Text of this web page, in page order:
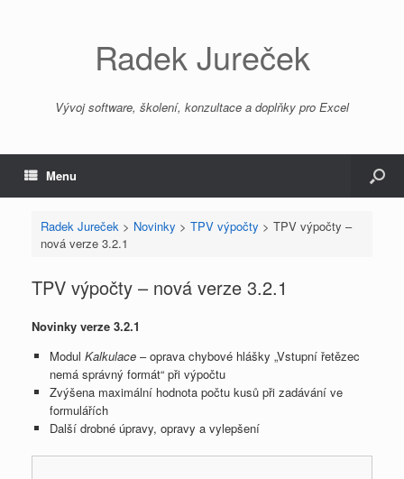
Radek Jureček
Vývoj software, školení, konzultace a doplňky pro Excel
Menu
Radek Jureček > Novinky > TPV výpočty > TPV výpočty –
nová verze 3.2.1
TPV výpočty – nová verze 3.2.1
Novinky verze 3.2.1
Modul Kalkulace– oprava chybové hlášky „Vstupní řetězec
nemá správný formát“ při výpočtu
Zvýšena maximální hodnota počtu kusů při zadávání ve
formulářích
Další drobné úpravy, opravy a vylepšení